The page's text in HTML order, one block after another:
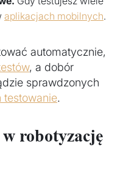
aplikacjach mobilnych.
automatycznie,
, a dobór
sprawdzonych
testowanie.
robotyzację